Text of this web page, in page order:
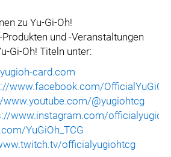
zu Yu-Gi-Oh!
und -Veranstaltungen
Gi-Oh! Titeln unter:
card.com
www.facebook.com/
www.youtube.com/@yugiohtcg
www.instagram.com/
YuGiOh_TCG
officialyugiohtcg